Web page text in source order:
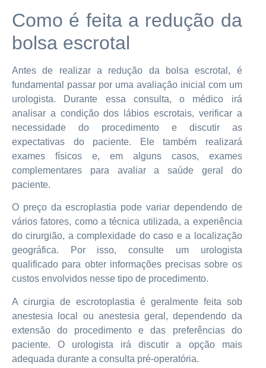
Como é feita a redução da
bolsa escrotal
Antes de realizar a redução da bolsa escrotal, é
fundamental passar por uma avaliação inicial com um
urologista. Durante essa consulta, o médico irá
analisar a condição dos lábios escrotais, verificar a
necessidade do procedimento e discutir as
expectativas do paciente. Ele também realizará
exames físicos e, em alguns casos, exames
complementares para avaliar a saúde geral do
paciente.
O preço da escroplastia pode variar dependendo de
vários fatores, como a técnica utilizada, a experiência
do cirurgião, a complexidade do caso e a localização
geográfica. Por isso, consulte um urologista
qualificado para obter informações precisas sobre os
custos envolvidos nesse tipo de procedimento.
A cirurgia de escrotoplastia é geralmente feita sob
anestesia local ou anestesia geral, dependendo da
extensão do procedimento e das preferências do
paciente. O urologista irá discutir a opção mais
adequada durante a consulta pré-operatória.